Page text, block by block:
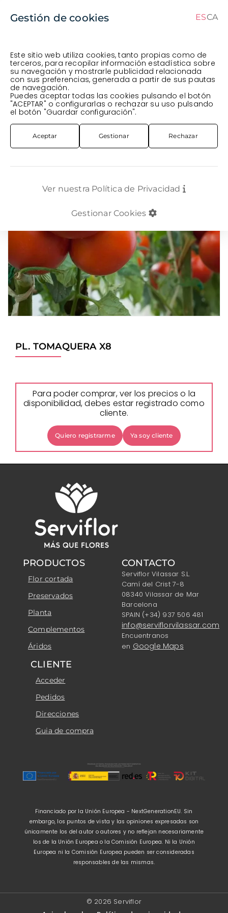
CAES
Pedido en curso (Previsto para el dia) ·
Transportista
Ver Pedido
PLANTA EXTERIOR PL. TOMAQUERA X8
PL. TOMAQUERA X8
Para poder comprar, ver los precios o la
disponibilidad, debes estar registrado como
cliente.
Quiero registrarme Ya soy cliente
Gestión de cookies ESCA
Este sitio web utiliza cookies, tanto propias como de
terceros, para recopilar información estadística sobre
su navegación y mostrarle publicidad relacionada
con sus preferencias, generada a partir de sus pautas
de navegación.
Puedes aceptar todas las cookies pulsando el botón
"ACEPTAR" o configurarlas o rechazar su uso pulsando
el botón "Guardar configuración".
Aceptar Gestionar Rechazar
Ver nuestra Política de Privacidad
Gestionar Cookies
PRODUCTOS
Flor cortada
Preservados
Planta
Complementos
Áridos
CONTACTO
Serviflor Vilassar S.L.
Camí del Crist 7-8
08340 Vilassar de Mar
Barcelona
SPAIN (+34) 937 506 481
info@serviflorvilassar.com
Encuentranos
en Google Maps
CLIENTE
Acceder
Pedidos
Direcciones
Guia de compra
Financiado por la Unión Europea - NextGenerationEU. Sin
embargo, los puntos de vista y las opiniones expresadas son
únicamente los del autor o autores y no reflejan necesariamente
los de la Unión Europea o la Comisión Europea. Ni la Unión
Europea ni la Comisión Europea pueden ser consideradas
responsables de las mismas.
© 2026 Serviflor